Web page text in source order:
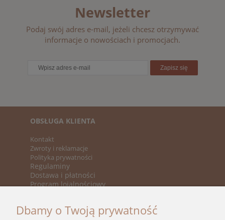
Newsletter
Podaj swój adres e-mail, jeżeli chcesz otrzymywać
informacje o nowościach i promocjach.
Zapisz się
OBSŁUGA KLIENTA
Kontakt
Zwroty i reklamacje
Polityka prywatności
Regulaminy
Dostawa i płatności
Program lojalnościowy
Dbamy o Twoją prywatność